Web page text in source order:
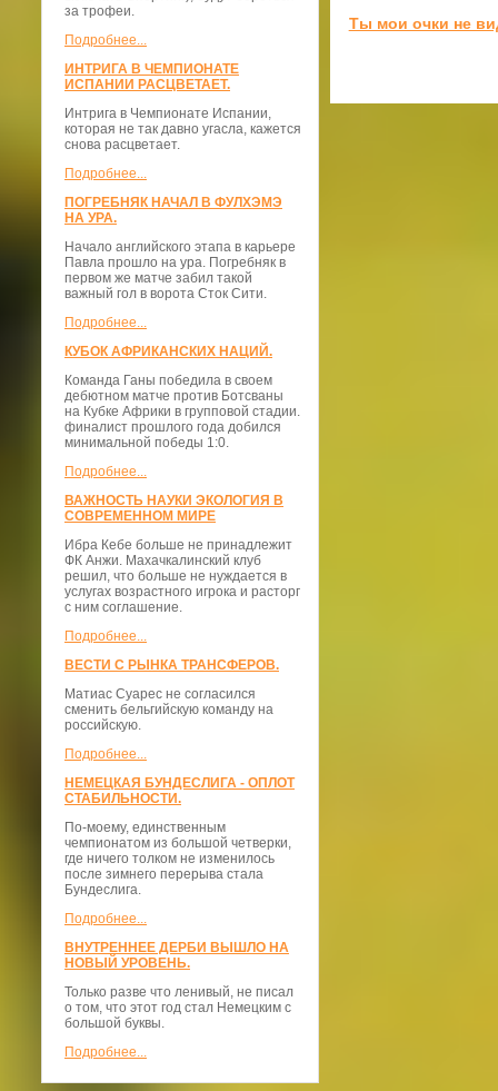
за трофеи.
Подробнее...
ИНТРИГА В ЧЕМПИОНАТЕ
ИСПАНИИ РАСЦВЕТАЕТ.
Интрига в Чемпионате Испании,
которая не так давно угасла, кажется
снова расцветает.
Подробнее...
ПОГРЕБНЯК НАЧАЛ В ФУЛХЭМЭ
НА УРА.
Начало английского этапа в карьере
Павла прошло на ура. Погребняк в
первом же матче забил такой
важный гол в ворота Сток Сити.
Подробнее...
КУБОК АФРИКАНСКИХ НАЦИЙ.
Команда Ганы победила в своем
дебютном матче против Ботсваны
на Кубке Африки в групповой стадии.
финалист прошлого года добился
минимальной победы 1:0.
Подробнее...
ВАЖНОСТЬ НАУКИ ЭКОЛОГИЯ В
СОВРЕМЕННОМ МИРЕ
Ибра Кебе больше не принадлежит
ФК Анжи. Махачкалинский клуб
решил, что больше не нуждается в
услугах возрастного игрока и расторг
с ним соглашение.
Подробнее...
ВЕСТИ С РЫНКА ТРАНСФЕРОВ.
Матиас Суарес не согласился
сменить бельгийскую команду на
российскую.
Подробнее...
НЕМЕЦКАЯ БУНДЕСЛИГА - ОПЛОТ
СТАБИЛЬНОСТИ.
По-моему, единственным
чемпионатом из большой четверки,
где ничего толком не изменилось
после зимнего перерыва стала
Бундеслига.
Подробнее...
ВНУТРЕННЕЕ ДЕРБИ ВЫШЛО НА
НОВЫЙ УРОВЕНЬ.
Только разве что ленивый, не писал
о том, что этот год стал Немецким с
большой буквы.
Подробнее...
Ты мои очки не